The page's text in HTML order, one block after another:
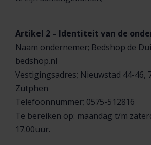
Artikel 2 – Identiteit van de
Naam ondernemer; Bedshop de
bedshop.nl
Vestigingsadres; Nieuwstad 44-46,
Zutphen
Telefoonnummer; 0575-512816
Te bereiken op: maandag t/m
17.00uur.